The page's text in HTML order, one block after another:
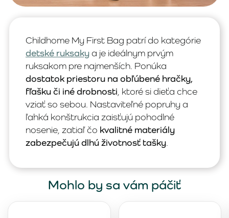
Childhome My First Bag patrí do kategórie
detské ruksakya je ideálnym prvým
ruksakom pre najmenších. Ponúka
dostatok priestoru na obľúbené hračky,
fľašku či iné drobnosti, ktoré si dieťa chce
vziať so sebou. Nastaviteľné popruhy a
ľahká konštrukcia zaisťujú pohodlné
nosenie, zatiaľ čo kvalitné materiály
zabezpečujú dlhú životnosť tašky.
Mohlo by sa vám páčiť